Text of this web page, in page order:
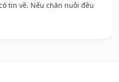
tin về. Nếu chăn nuôi đều